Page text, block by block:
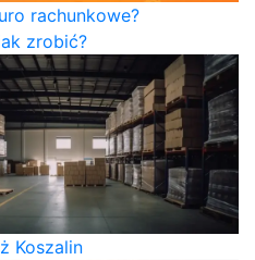
rachunkowe?
zrobić?
Koszalin